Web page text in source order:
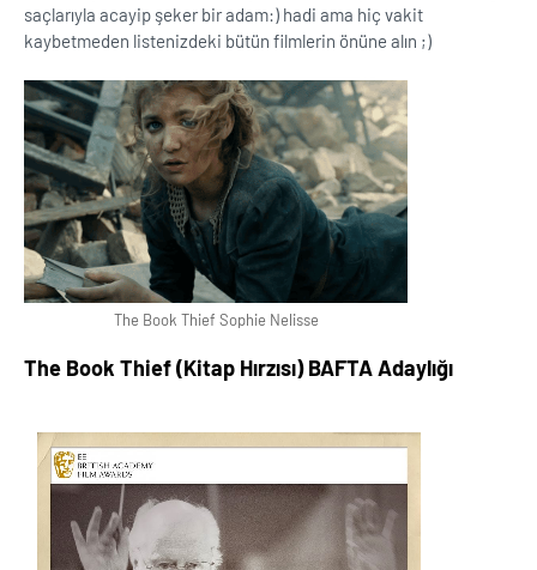
saçlarıyla acayip şeker bir adam:) hadi ama hiç vakit
kaybetmeden listenizdeki bütün filmlerin önüne alın ;)
The Book Thief Sophie Nelisse
The Book Thief (Kitap Hırzısı) BAFTA Adaylığı